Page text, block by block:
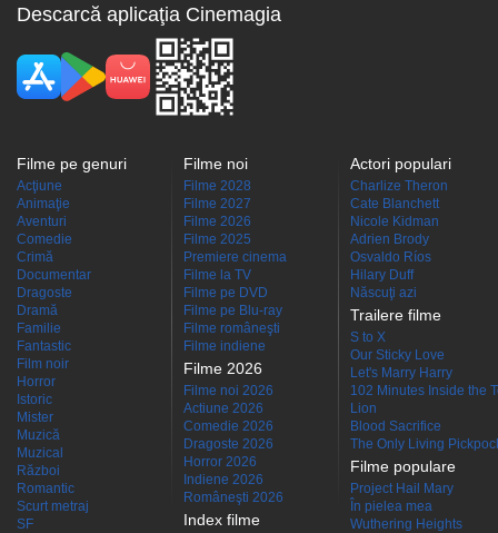
Descarcă aplicaţia Cinemagia
Filme pe genuri
Acţiune
Animaţie
Aventuri
Comedie
Crimă
Documentar
Dragoste
Dramă
Familie
Fantastic
Film noir
Horror
Istoric
Mister
Muzică
Muzical
Război
Romantic
Scurt metraj
SF
Filme noi
Filme 2028
Filme 2027
Filme 2026
Filme 2025
Premiere cinema
Filme la TV
Filme pe DVD
Filme pe Blu-ray
Filme româneşti
Filme indiene
Filme 2026
Filme noi 2026
Actiune 2026
Comedie 2026
Dragoste 2026
Horror 2026
Indiene 2026
Româneşti 2026
Index filme
Actori populari
Charlize Theron
Cate Blanchett
Nicole Kidman
Adrien Brody
Osvaldo Ríos
Hilary Duff
Născuţi azi
Trailere filme
S to X
Our Sticky Love
Let's Marry Harry
102 Minutes Inside the
Lion
Blood Sacrifice
The Only Living
Filme populare
Project Hail Mary
În pielea mea
Wuthering Heights